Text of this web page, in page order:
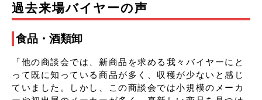
過去来場バイヤーの声
食品・酒類卸
「他の商談会では、新商品を求める我々バイヤーにと
って既に知っている商品が多く、収穫が少ないと感じ
ていました。しかし、この商談会では小規模のメーカ